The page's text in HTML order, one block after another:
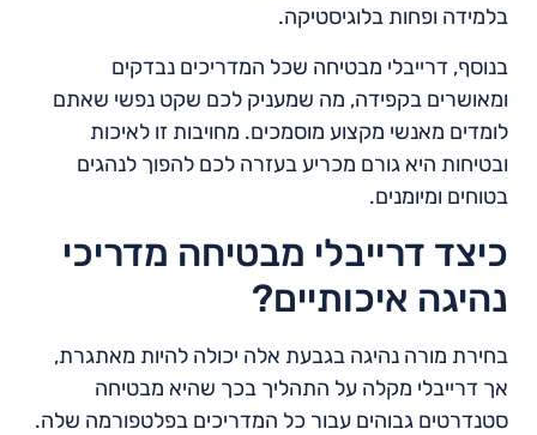
בלמידה ופחות בלוגיסטיקה.
בנוסף, דרייבלי מבטיחה שכל המדריכים נבדקים
ומאושרים בקפידה, מה שמעניק לכם שקט נפשי שאתם
לומדים מאנשי מקצוע מוסמכים. מחויבות זו לאיכות
ובטיחות היא גורם מכריע בעזרה לכם להפוך לנהגים
בטוחים ומיומנים.
כיצד דרייבלי מבטיחה מדריכי
נהיגה איכותיים?
בחירת מורה נהיגה בגבעת אלה יכולה להיות מאתגרת,
אך דרייבלי מקלה על התהליך בכך שהיא מבטיחה
סטנדרטים גבוהים עבור כל המדריכים בפלטפורמה שלה.